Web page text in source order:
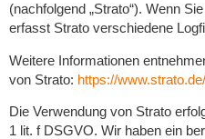
(nachfolgend „Strato“). Wenn
erfasst Strato verschiedene
Weitere Informationen
von Strato: https://
Die Verwendung von Strato
1 lit. f DSGVO. Wir haben ein